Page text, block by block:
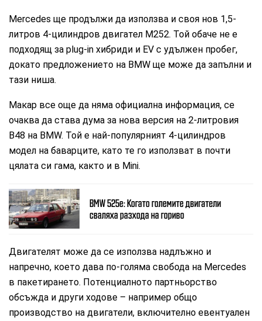
Mercedes ще продължи да използва и своя нов 1,5-
литров 4-цилиндров двигател M252. Той обаче не е
подходящ за plug-in хибриди и EV с удължен пробег,
докато предложението на BMW ще може да запълни и
тази ниша.
Макар все още да няма официална информация, се
очаква да става дума за нова версия на 2-литровия
B48 на BMW. Той е най-популярният 4-цилиндров
модел на баварците, като те го използват в почти
цялата си гама, както и в Mini.
BMW 525e: Когато големите двигатели
сваляха разхода на гориво
Двигателят може да се използва надлъжно и
напречно, което дава по-голяма свобода на Mercedes
в пакетирането. Потенциалното партньорство
обсъжда и други ходове – например общо
производство на двигатели, включително евентуален